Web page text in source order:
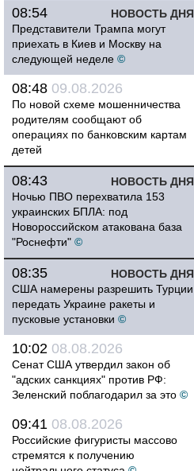
НОВОСТЬ ДНЯ
08:54
Представители Трампа могут
приехать в Киев и Москву на
следующей неделе ©
08:48 09.08.2026
По новой схеме мошенничества
родителям сообщают об
операциях по банковским картам
детей
НОВОСТЬ ДНЯ
08:43
Ночью ПВО перехватила 153
украинских БПЛА: под
Новороссийском атакована база
"Роснефти" ©
НОВОСТЬ ДНЯ
08:35
США намерены разрешить Турции
передать Украине ракеты и
пусковые установки ©
10:02 08.08.2026
Сенат США утвердил закон об
"адских санкциях" против РФ:
Зеленский поблагодарил за это ©
09:41 08.08.2026
Российские фигуристы массово
стремятся к получению